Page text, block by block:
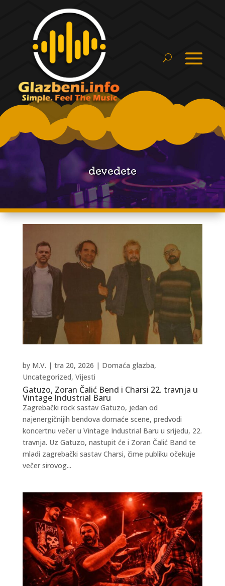
devedete
Gatuzo, Zoran Čalić Bend i Charsi 22. travnja u
Vintage Industrial Baru
by M.V. | tra 20, 2026 | Domaća glazba,
Uncategorized, Vijesti
Zagrebački rock sastav Gatuzo, jedan od
najenergičnijih bendova domaće scene, predvodi
koncertnu večer u Vintage Industrial Baru u srijedu, 22.
travnja. Uz Gatuzo, nastupit će i Zoran Čalić Band te
mladi zagrebački sastav Charsi, čime publiku očekuje
večer sirovog...